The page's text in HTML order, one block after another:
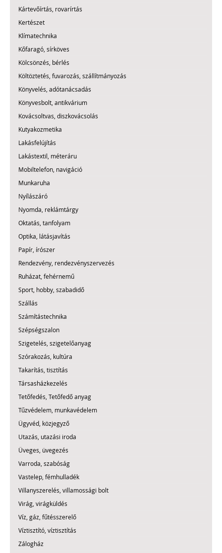
Kártevőírtás, rovarírtás
Kertészet
Klímatechnika
Kőfaragó, sírköves
Kölcsönzés, bérlés
Költöztetés, fuvarozás, szállítmányozás
Könyvelés, adótanácsadás
Könyvesbolt, antikvárium
Kovácsoltvas, diszkovácsolás
Kutyakozmetika
Lakásfelújítás
Lakástextil, méteráru
Mobiltelefon, navigáció
Munkaruha
Nyílászáró
Nyomda, reklámtárgy
Oktatás, tanfolyam
Optika, látásjavítás
Papír, írószer
Rendezvény, rendezvényszervezés
Ruházat, fehérnemű
Sport, hobby, szabadidő
Szállás
Számítástechnika
Szépségszalon
Szigetelés, szigetelőanyag
Szórakozás, kultúra
Takarítás, tisztítás
Társasházkezelés
Tetőfedés, Tetőfedő anyag
Tűzvédelem, munkavédelem
Ügyvéd, közjegyző
Utazás, utazási iroda
Üveges, üvegezés
Varroda, szabóság
Vastelep, fémhulladék
Villanyszerelés, villamossági bolt
Virág, virágküldés
Víz, gáz, fűtésszerelő
Víztisztító, víztisztítás
Zálogház